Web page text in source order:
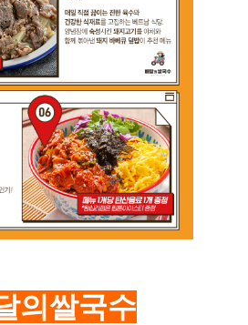
의쌀국수